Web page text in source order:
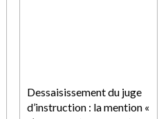
Dessaisissement du juge
d’instruction : la mention «